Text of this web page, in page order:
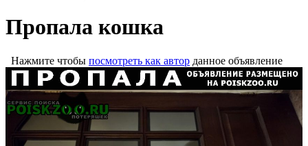
Пропала кошка
Нажмите чтобы посмотреть как автор данное объявление